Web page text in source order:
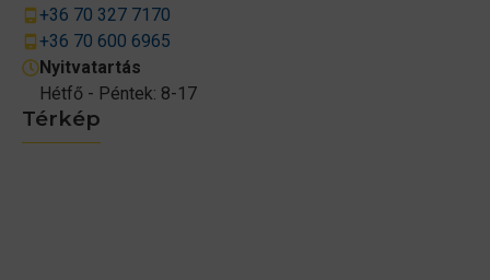
Térkép
+36 70 327 7170
+36 70 600 6965
Nyitvatartás
Hétfő - Péntek: 8-17